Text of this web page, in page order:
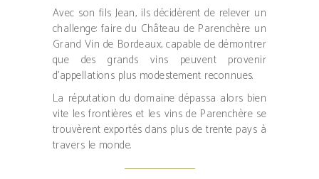
Avec son fils Jean, ils décidèrent de relever un
challenge: faire du Château de Parenchère un
Grand Vin de Bordeaux, capable de démontrer
que des grands vins peuvent provenir
d’appellations plus modestement reconnues.
La réputation du domaine dépassa alors bien
vite les frontières et les vins de Parenchère se
trouvèrent exportés dans plus de trente pays à
travers le monde.